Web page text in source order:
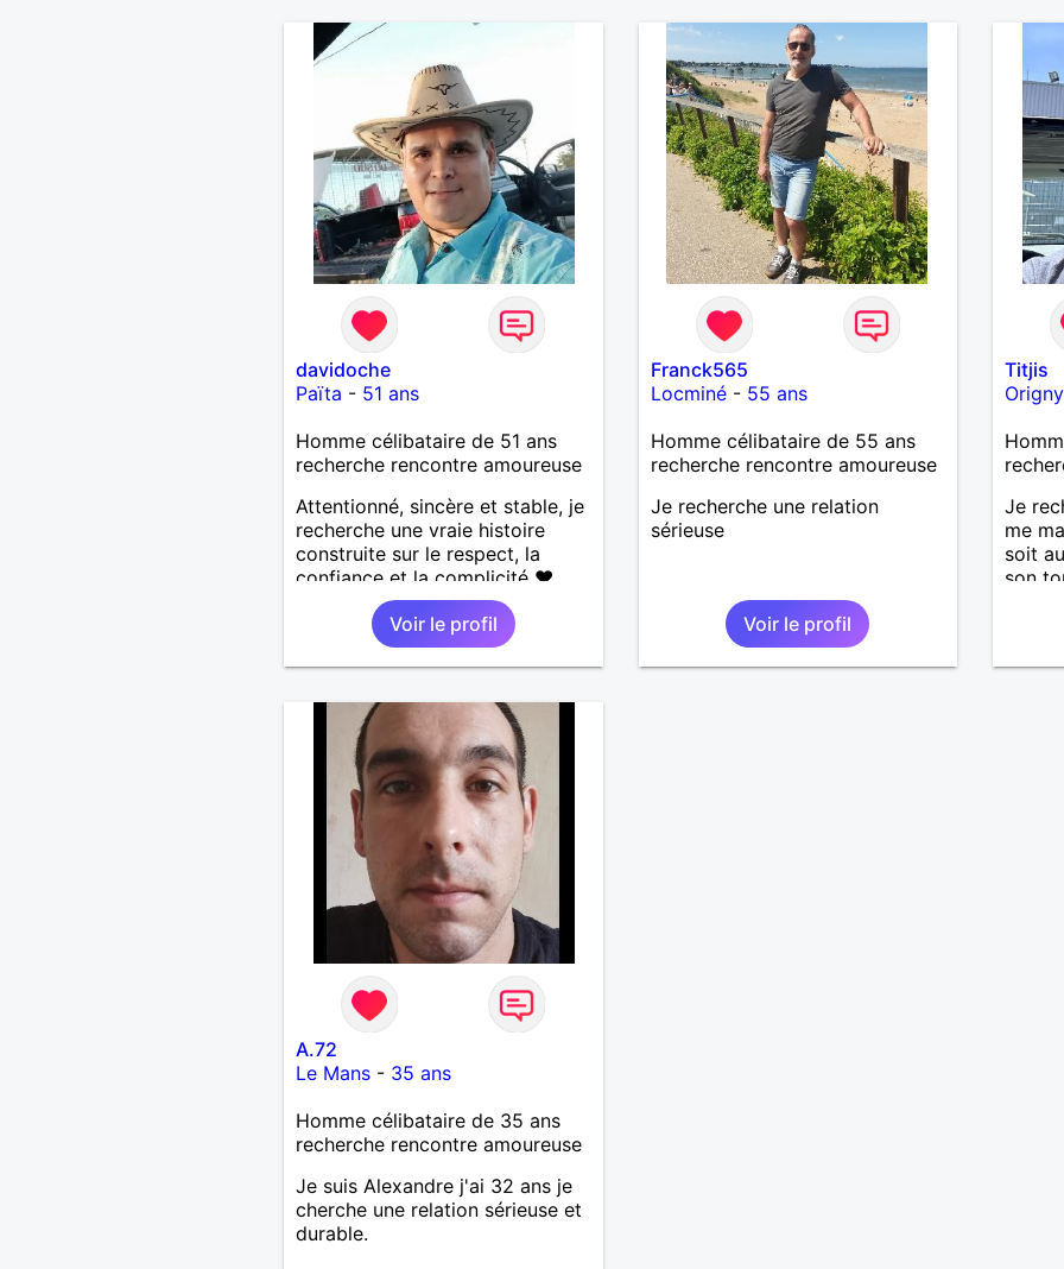
davidoche
Païta - 51 ans
Homme célibataire de 51 ans
recherche rencontre amoureuse
Attentionné, sincère et stable, je
recherche une vraie histoire
construite sur le respect, la
confiance et la complicité ❤️
J’aime les choses simples de la
vie : la nature, la mer, les
moments authentiques et les
personnes au grand cœur 🌊🌿
les petits moments de tendresse
et les calinous réguliers 😊❤️ La
solitude finit parfois par peser,
alors si tu es en Nouvelle-
Calédonie et que tu crois encore
à un amour vrai, prenons le
temps de discuter… et laissons
l’avenir nous guider 🌹
Voir le profil
Franck565
Locminé- 55 ans
Homme célibataire de 55 ans
recherche rencontre amoureuse
Je recherche une relation
sérieuse
Voir le profil
Titjis
Je
me
soit
son
ces
une
A.72
Le Mans- 35 ans
Homme célibataire de 35 ans
recherche rencontre amoureuse
Je suis Alexandre j'ai 32 ans je
cherche une relation sérieuse et
durable.